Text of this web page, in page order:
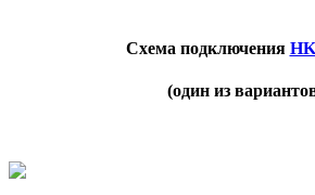
Схема подключения
(один из